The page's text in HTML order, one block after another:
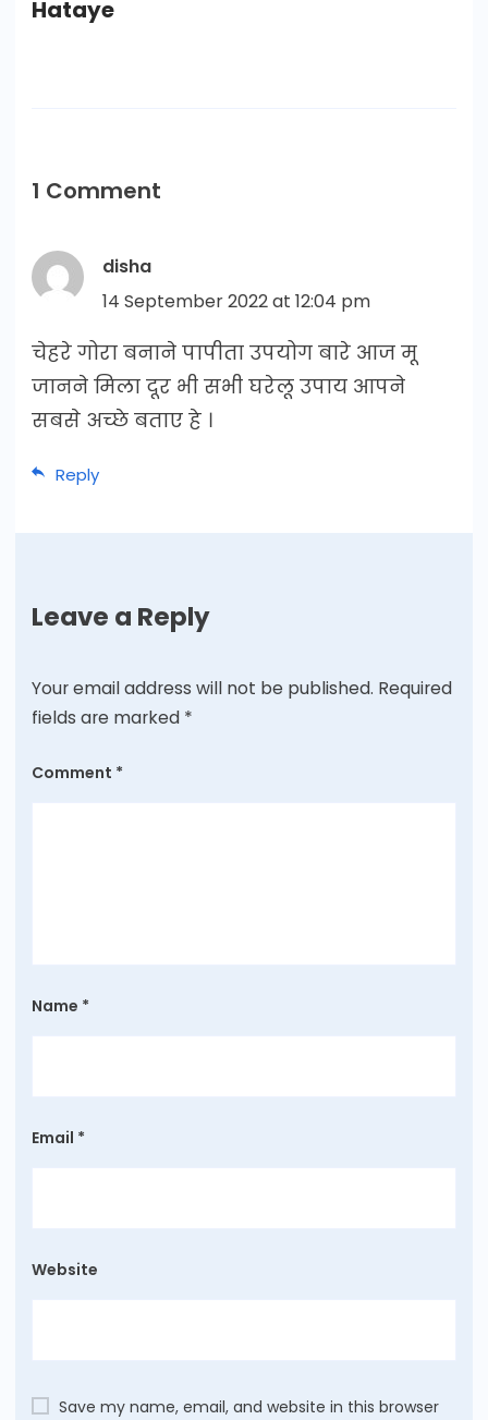
Hataye
1 Comment
disha
14 September 2022 at 12:04 pm
चेहरे गोरा बनाने पापीता उपयोग बारे आज मू
जानने मिला दूर भी सभी घरेलू उपाय आपने
सबसे अच्छे बताए हे ।
Reply
Leave a Reply
Your email address will not be published. Required
fields are marked *
Comment *
Name *
Email *
Website
Save my name, email, and website in this browser